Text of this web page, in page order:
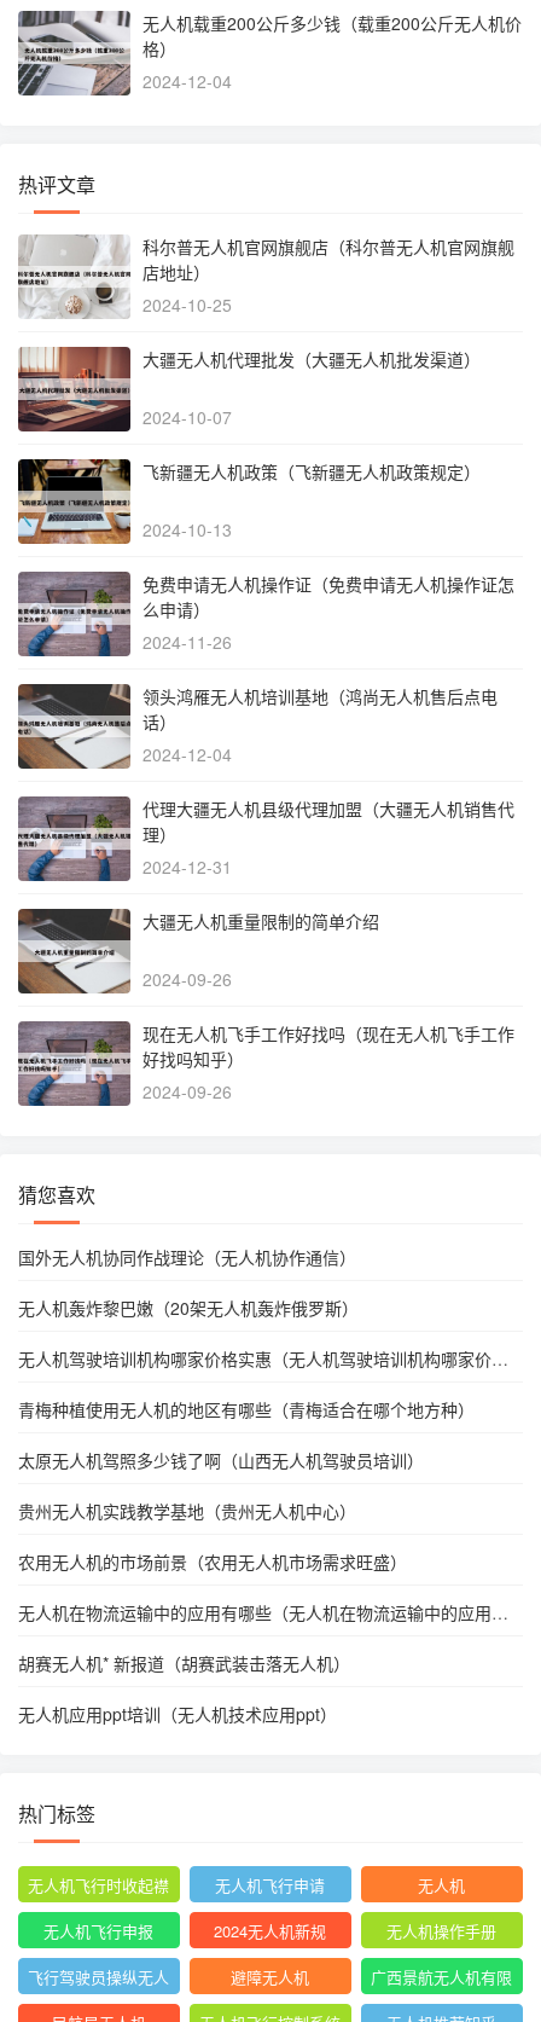
无人机载重200公斤多少钱（载重200公斤无人机价
格）
2024-12-04
热评文章
科尔普无人机官网旗舰店（科尔普无人机官网旗舰
店地址）
2024-10-25
大疆无人机代理批发（大疆无人机批发渠道）
2024-10-07
飞新疆无人机政策（飞新疆无人机政策规定）
2024-10-13
免费申请无人机操作证（免费申请无人机操作证怎
么申请）
2024-11-26
领头鸿雁无人机培训基地（鸿尚无人机售后点电
话）
2024-12-04
代理大疆无人机县级代理加盟（大疆无人机销售代
理）
2024-12-31
大疆无人机重量限制的简单介绍
2024-09-26
现在无人机飞手工作好找吗（现在无人机飞手工作
好找吗知乎）
2024-09-26
猜您喜欢
国外无人机协同作战理论（无人机协作通信）
无人机轰炸黎巴嫩（20架无人机轰炸俄罗斯）
无人机驾驶培训机构哪家价格实惠（无人机驾驶培训机构哪家价格
青梅种植使用无人机的地区有哪些（青梅适合在哪个地方种）
太原无人机驾照多少钱了啊（山西无人机驾驶员培训）
贵州无人机实践教学基地（贵州无人机中心）
农用无人机的市场前景（农用无人机市场需求旺盛）
无人机在物流运输中的应用有哪些（无人机在物流运输中的应用有
胡赛无人机* 新报道（胡赛武装击落无人机）
无人机应用ppt培训（无人机技术应用ppt）
热门标签
无人机飞行时收起襟
翼
无人机飞行申请
无人机
无人机飞行申报
2024无人机新规
无人机操作手册
飞行驾驶员操纵无人
机坡度转弯时
避障无人机
广西景航无人机有限
公司官网首页